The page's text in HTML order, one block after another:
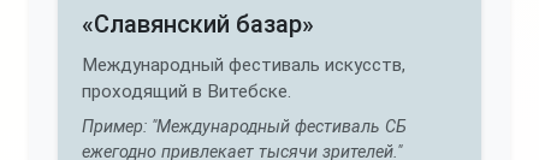
«Славянский базар»
Международный фестиваль искусств,
проходящий в Витебске.
Пример: "Международный фестиваль СБ
ежегодно привлекает тысячи зрителей."